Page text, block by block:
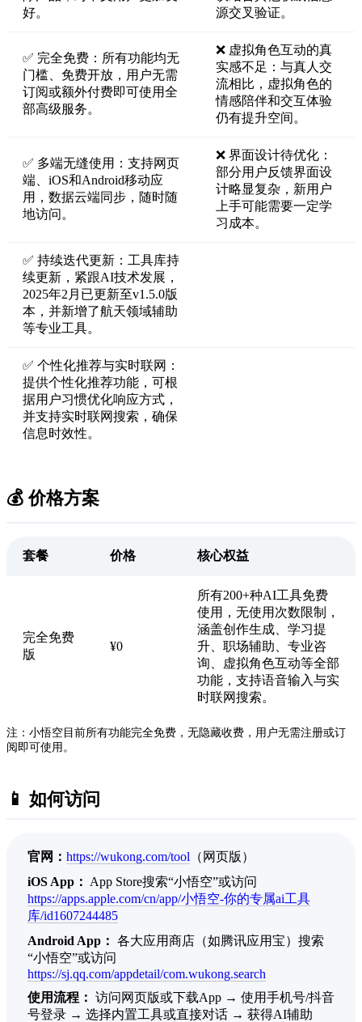
好。
源交叉验证。
✅ 完全免费：所有功能均无
门槛、免费开放，用户无需
订阅或额外付费即可使用全
部高级服务。
❌ 虚拟角色互动的真
实感不足：与真人交
流相比，虚拟角色的
情感陪伴和交互体验
仍有提升空间。
✅ 多端无缝使用：支持网页
端、iOS和Android移动应
用，数据云端同步，随时随
地访问。
❌ 界面设计待优化：
部分用户反馈界面设
计略显复杂，新用户
上手可能需要一定学
习成本。
✅ 持续迭代更新：工具库持
续更新，紧跟AI技术发展，
2025年2月已更新至v1.5.0版
本，并新增了航天领域辅助
等专业工具。
✅ 个性化推荐与实时联网：
提供个性化推荐功能，可根
据用户习惯优化响应方式，
并支持实时联网搜索，确保
信息时效性。
💰 价格方案
套餐 价格 核心权益
完全免费
版
¥0
所有200+种AI工具免费
使用，无使用次数限制，
涵盖创作生成、学习提
升、职场辅助、专业咨
询、虚拟角色互动等全部
功能，支持语音输入与实
时联网搜索。
注：小悟空目前所有功能完全免费，无隐藏收费，用户无需注册或订
阅即可使用。
📱 如何访问
官网： https://wukong.com/tool （网页版）
iOS App： App Store搜索“小悟空”或访问
https://apps.apple.com/cn/app/小悟空-你的专属ai工具
库/id1607244485
Android App： 各大应用商店（如腾讯应用宝）搜索
“小悟空”或访问
https://sj.qq.com/appdetail/com.wukong.search
使用流程： 访问网页版或下载App → 使用手机号/抖音
号登录 → 选择内置工具或直接对话 → 获得AI辅助